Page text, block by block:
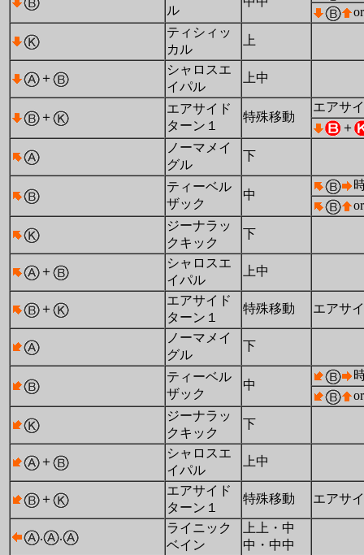
ル
or
ティシィッ
カル
上
＋
シャロスエ
イパル
上中
＋
エアサイド
ターン１
特殊移動
エアサ
＋
ノーマメイ
グル
下
ティーベル
ザック
中
or
ジーナラッ
クキック
下
＋
シャロスエ
イパル
上中
＋
エアサイド
ターン１
特殊移動 エアサ
ノーマメイ
グル
下
ティーベル
ザック
中
or
ジーナラッ
クキック
下
＋
シャロスエ
イパル
上中
＋
エアサイド
ターン１
特殊移動 エアサ
. .
ライニック
ベイン
上上・中
中・中中